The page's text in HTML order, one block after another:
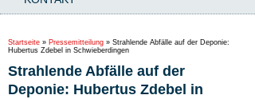
Startseite » Pressemitteilung » Strahlende Abfälle auf der Deponie:
Hubertus Zdebel in Schwieberdingen
Strahlende Abfälle auf der
Deponie: Hubertus Zdebel in